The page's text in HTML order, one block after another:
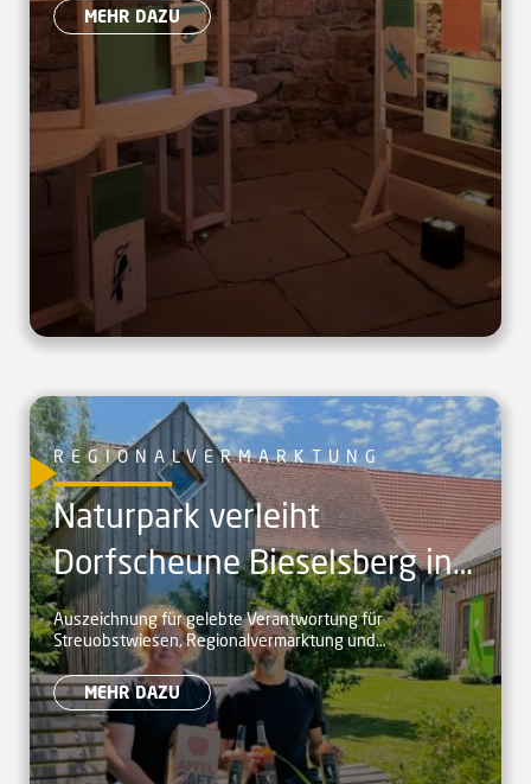
MEHR DAZU
REGIONALVERMARKTUNG
Naturpark verleiht
Dorfscheune Bieselsberg in
Schömberg Prädikat
„Naturpark-Partner“
Auszeichnung für gelebte Verantwortung für
Streuobstwiesen, Regionalvermarktung und
naturverträglichen Tourismus
MEHR DAZU